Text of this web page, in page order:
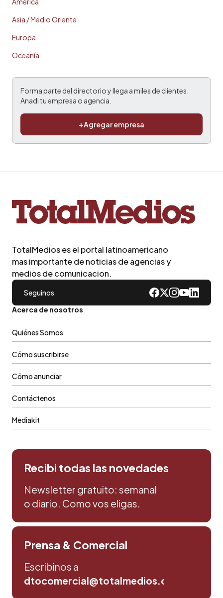
Asia / Medio Oriente
Europa
Oceanía
Forma parte del directorio y llega a miles de clientes.
Anadi tu empresa o agencia.
+Agregar empresa
TotalMedios es el portal latinoamericano
mas importante de noticias de agencias y
medios de comunicacion.
Seguinos
Acerca de nosotros
Quiénes Somos
Cómo suscribirse
Cómo anunciar
Contáctenos
Mediakit
Recibi todas las novedades
Newsletter gratuito: semanal
o diario. Como vos eligas.
Prensa & Comercial
Escribinos a
dtocomercial@totalmedios.com